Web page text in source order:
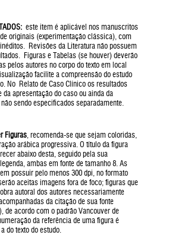
este item é aplicável nos manuscritos
originais (experimentação clássica), com
Revisões da Literatura não possuem
Figuras e Tabelas (se houver) deverão
pelos autores no corpo do texto em local
facilite a compreensão do estudo
No Relato de Caso Clínico os resultados
da apresentação do caso ou ainda da
sendo especificados separadamente.
Figuras , recomenda-se que sejam coloridas,
arábica progressiva. O título da figura
abaixo desta, seguido pela sua
ambas em fonte de tamanho 8. As
possuir pelo menos 300 dpi, no formato
aceitas imagens fora de foco; figuras que
autoral dos autores necessariamente
da citação de sua fonte
de acordo com o padrão Vancouver de
da referência de uma figura é
do texto do estudo.